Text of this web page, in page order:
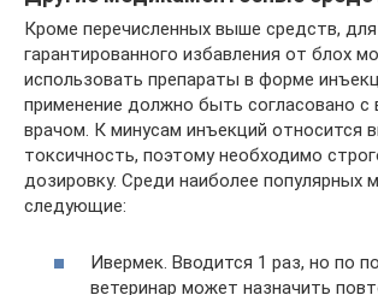
Кроме перечисленных выше средств,
гарантированного избавления от блох
использовать препараты в форме
применение должно быть согласовано с
врачом. К минусам инъекций относится
токсичность, поэтому необходимо
дозировку. Среди наиболее популярных
следующие:
Ивермек. Вводится 1 раз, но по
ветеринар может назначить